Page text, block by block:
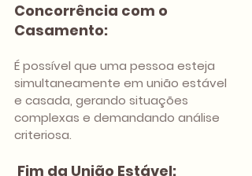
Concorrência com o
Casamento:
É possível que uma pessoa esteja
simultaneamente em união estável
e casada, gerando situações
complexas e demandando análise
criteriosa.
Fim da União Estável: